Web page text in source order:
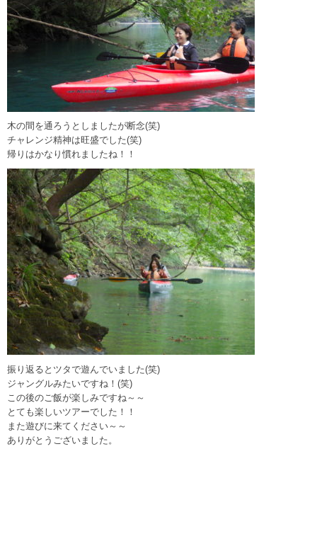
木の間を通ろうとしましたが断念(笑)
チャレンジ精神は旺盛でした(笑)
帰りはかなり慣れましたね！！
振り返るとツタで遊んでいました(笑)
ジャングルみたいですね！(笑)
この後のご飯が楽しみですね～～
とても楽しいツアーでした！！
また遊びに来てください～～
ありがとうございました。